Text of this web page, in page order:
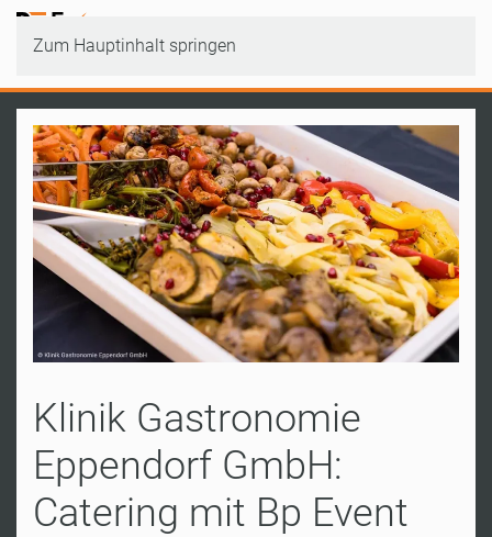
Zum Hauptinhalt springen
Klinik Gastronomie
Eppendorf GmbH:
Catering mit Bp Event